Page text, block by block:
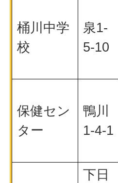
桶川中学
校
泉1-
5-10
保健セン
ター
鴨川
1-4-1
下日